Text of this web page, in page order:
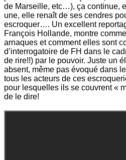
de Marseille, etc…), ça continue,
une, elle renaît de ses cendres
escroquer…. Un excellent
François Hollande, montre
arnaques et comment elles sont
d’interrogatoire de FH dans le
de rire!!) par le pouvoir. Juste un
absent, même pas évoqué dans
tous les acteurs de ces
pour lesquelles ils se couvrent «
de le dire!